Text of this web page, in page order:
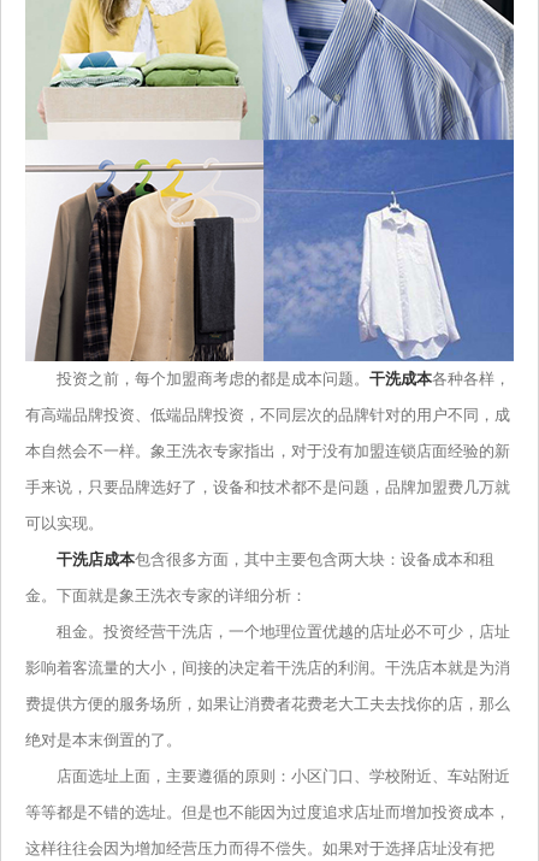
投资之前，每个加盟商考虑的都是成本问题。 干洗成本各种各样，
有高端品牌投资、低端品牌投资，不同层次的品牌针对的用户不同，成
本自然会不一样。象王洗衣专家指出，对于没有加盟连锁店面经验的新
手来说，只要品牌选好了，设备和技术都不是问题，品牌加盟费几万就
可以实现。
干洗店成本包含很多方面，其中主要包含两大块：设备成本和租
金。下面就是象王洗衣专家的详细分析：
租金。投资经营干洗店，一个地理位置优越的店址必不可少，店址
影响着客流量的大小，间接的决定着干洗店的利润。干洗店本就是为消
费提供方便的服务场所，如果让消费者花费老大工夫去找你的店，那么
绝对是本末倒置的了。
店面选址上面，主要遵循的原则：小区门口、学校附近、车站附近
等等都是不错的选址。但是也不能因为过度追求店址而增加投资成本，
这样往往会因为增加经营压力而得不偿失。如果对于选择店址没有把